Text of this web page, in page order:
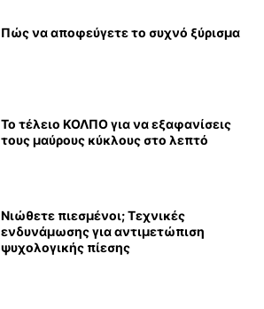
Πώς να αποφεύγετε το συχνό ξύρισμα
Το τέλειο ΚΟΛΠΟ για να εξαφανίσεις
τους μαύρους κύκλους στο λεπτό
Νιώθετε πιεσμένοι; Τεχνικές
ενδυνάμωσης για αντιμετώπιση
ψυχολογικής πίεσης